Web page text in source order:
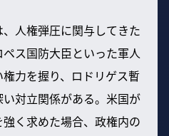
人権弾圧に関与してきた
ス国防大臣といった軍人
力を握り、ロドリゲス暫
対立関係がある。米国が
く求めた場合、政権内の